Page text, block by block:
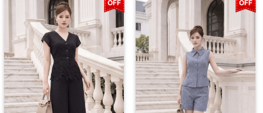
OFF
OFF